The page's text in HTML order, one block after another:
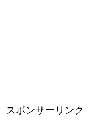
スポンサーリンク